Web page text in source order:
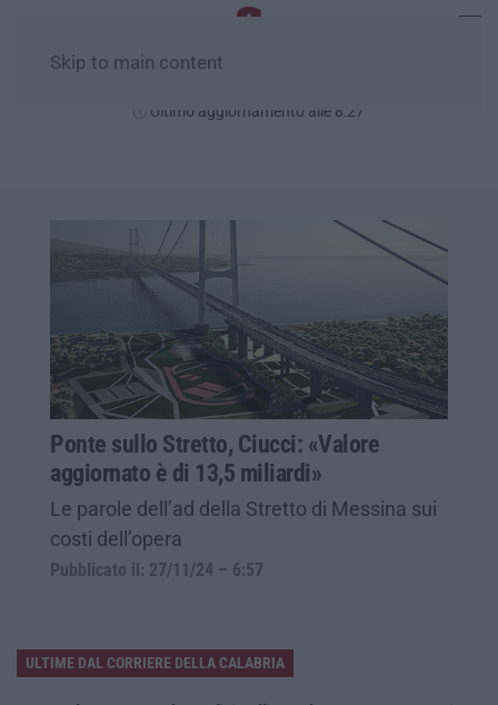
Skip to main content
Ultimo aggiornamento alle 8:27
Ponte sullo Stretto, Ciucci: «Valore
aggiornato è di 13,5 miliardi»
Le parole dell’ad della Stretto di Messina sui
costi dell’opera
Pubblicato il: 27/11/24 – 6:57
ULTIME DAL CORRIERE DELLA CALABRIA